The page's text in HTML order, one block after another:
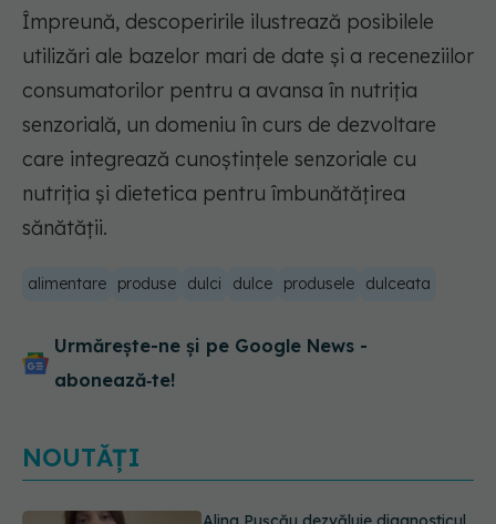
Împreună, descoperirile ilustrează posibilele
utilizări ale bazelor mari de date și a receneziilor
consumatorilor pentru a avansa în nutriția
senzorială, un domeniu în curs de dezvoltare
care integrează cunoștințele senzoriale cu
nutriția și dietetica pentru îmbunătățirea
sănătății.
alimentare produse dulci dulce produsele dulceata
Urmărește-ne și pe Google News -
abonează‑te!
NOUTĂȚI